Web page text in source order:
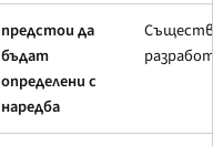
предстои да
бъдат
определени с
наредба